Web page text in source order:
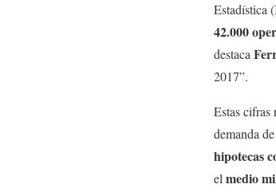
Estadística
42.000
destaca
2017”.
Estas cifras
demanda
hipotecas
el medio